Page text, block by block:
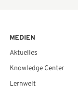
MEDIEN
Aktuelles
Knowledge Center
Lernwelt